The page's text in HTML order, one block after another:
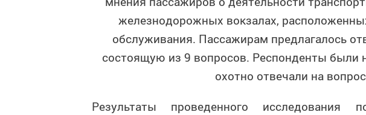
железнодорожных вокзалах,
обслуживания. Пассажирам предлагалось
состоящую из 9 вопросов. Респонденты были
охотно отвечали на
Результаты проведенного исследования